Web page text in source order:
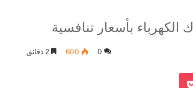
0
600
‫Pocket